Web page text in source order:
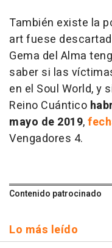
También existe la
artfuese
Gema del Alma
saber si las
en el Soul World, y
Reino Cuántico
mayo de 2019,
Vengadores 4.
Contenido patrocinado
Lo más leído